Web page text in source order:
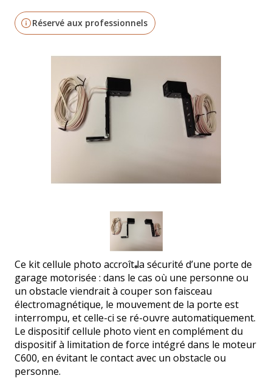
Réservé aux professionnels
Ce kit cellule photo accroît la sécurité d’une porte de
garage motorisée : dans le cas où une personne ou
un obstacle viendrait à couper son faisceau
électromagnétique, le mouvement de la porte est
interrompu, et celle-ci se ré-ouvre automatiquement.
Le dispositif cellule photo vient en complément du
dispositif à limitation de force intégré dans le moteur
C600, en évitant le contact avec un obstacle ou
personne.